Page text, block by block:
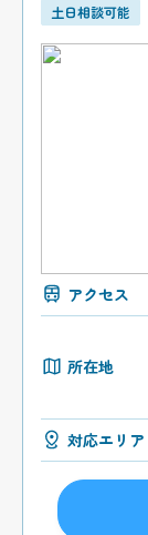
土日相談可能
アクセス
所在地
対応エリア